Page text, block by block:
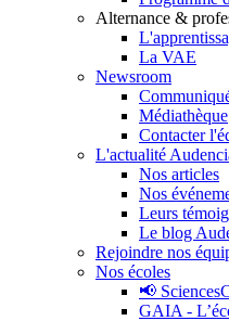
Alternance &
La VAE
Newsroom
Médiathèque
Contacter
L'actualité
Nos articles
Nos
Leurs
Le blog
Rejoindre nos
Nos écoles
📢
GAIA -